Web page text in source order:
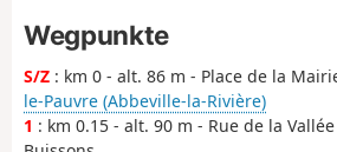
Wegpunkte
S/Z : km 0 - alt. 86 m - Place de la
le-Pauvre (Abbeville-la-Rivière)
1 : km 0.15 - alt. 90 m - Rue de la